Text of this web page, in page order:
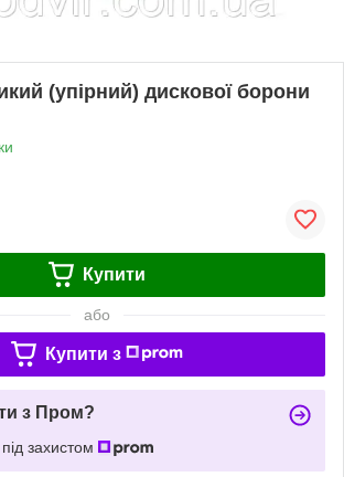
(упірний) дискової борони
Купити
або
Купити з
з Пром?
захистом